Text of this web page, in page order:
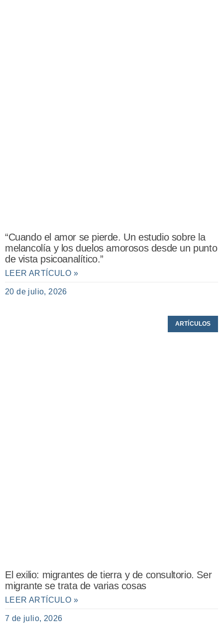
“Cuando el amor se pierde. Un estudio sobre la
melancolía y los duelos amorosos desde un punto
de vista psicoanalítico.”
LEER ARTÍCULO »
20 de julio, 2026
ARTÍCULOS
El exilio: migrantes de tierra y de consultorio. Ser
migrante se trata de varias cosas
LEER ARTÍCULO »
7 de julio, 2026